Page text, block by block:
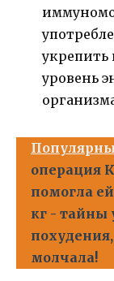
укрепить
уровень
операция
помогла
кг - тайны
молчала!